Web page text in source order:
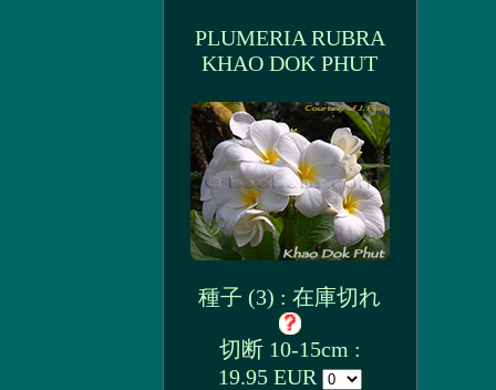
PLUMERIA RUBRA
KHAO DOK PHUT
種子 (3) : 在庫切れ
切断 10-15cm :
19.95 EUR